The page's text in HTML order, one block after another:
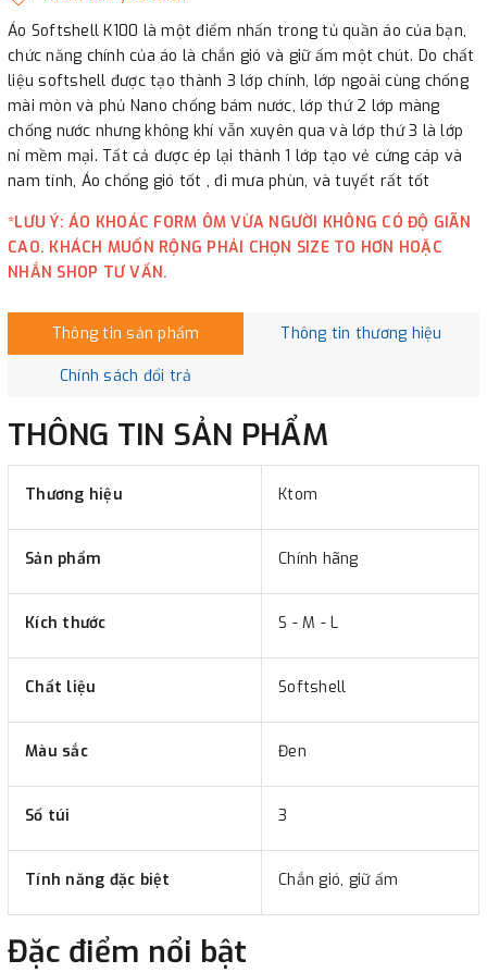
Áo Softshell K100 là một điểm nhấn trong tủ quần áo của bạn,
chức năng chính của áo là chắn gió và giữ ấm một chút. Do chất
liệu softshell được tạo thành 3 lớp chính, lớp ngoài cùng chống
mài mòn và phủ Nano chống bám nước, lớp thứ 2 lớp màng
chống nước nhưng không khí vẫn xuyên qua và lớp thứ 3 là lớp
nỉ mềm mại. Tất cả được ép lại thành 1 lớp tạo vẻ cứng cáp và
nam tính, Áo chống gió tốt , đi mưa phùn, và tuyết rất tốt
*LƯU Ý: ÁO KHOÁC FORM ÔM VỪA NGƯỜI KHÔNG CÓ ĐỘ GIÃN
CAO. KHÁCH MUỐN RỘNG PHẢI CHỌN SIZE TO HƠN HOẶC
NHẮN SHOP TƯ VẤN.
Thông tin sản phẩm Thông tin thương hiệu
Chính sách đổi trả
THÔNG TIN SẢN PHẨM
Thương hiệu Ktom
Sản phẩm Chính hãng
Kích thước S - M - L
Chất liệu Softshell
Màu sắc Đen
Số túi 3
Tính năng đặc biệt Chắn gió, giữ ấm
Đặc điểm nổi bật